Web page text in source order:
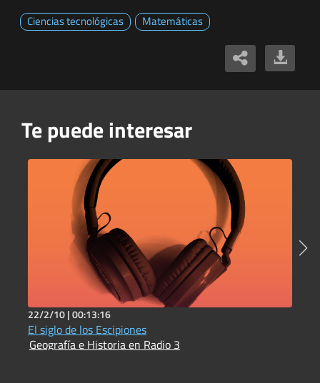
Ciencias tecnológicas
Matemáticas
Te puede interesar
22/2/10 |00:13:16
El siglo de los Escipiones
Geografía e Historia en Radio 3